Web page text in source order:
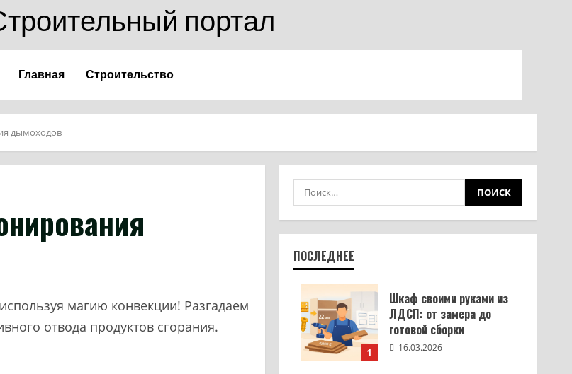
портал
Главная Строительство
дымоходов
магию конвекции! Разгадаем
отвода продуктов сгорания.
ПОСЛЕДНЕЕ
1
Шкаф своими руками из
ЛДСП: от замера до
готовой сборки
16.03.2026